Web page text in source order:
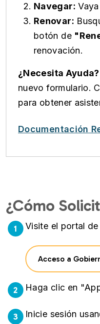
Navegar:
Renovar:
botón de
renovación.
¿Necesita Ayuda?
nuevo formulario.
para obtener
Documentación
¿Cómo
1 Visite el portal de
Acceso a
2 Haga clic en
3 Inicie sesión